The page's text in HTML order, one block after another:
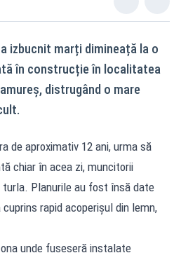
izbucnit marți dimineață la o
în construcție în localitatea
distrugând o mare
de aproximativ 12 ani, urma să
chiar în acea zi, muncitorii
Planurile au fost însă date
rapid acoperișul din lemn,
unde fuseseră instalate